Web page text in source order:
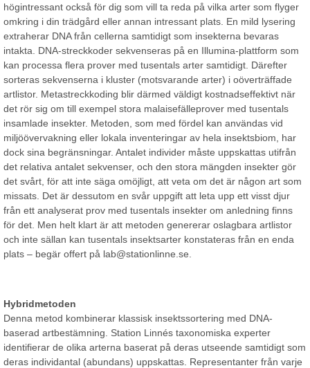
högintressant också för dig som vill ta reda på vilka arter som flyger
omkring i din trädgård eller annan intressant plats. En mild lysering
extraherar DNA från cellerna samtidigt som insekterna bevaras
intakta. DNA-streckkoder sekvenseras på en Illumina-plattform som
kan processa flera prover med tusentals arter samtidigt. Därefter
sorteras sekvenserna i kluster (motsvarande arter) i oöverträffade
artlistor. Metastreckkoding blir därmed väldigt kostnadseffektivt när
det rör sig om till exempel stora malaisefälleprover med tusentals
insamlade insekter. Metoden, som med fördel kan användas vid
miljöövervakning eller lokala inventeringar av hela insektsbiom, har
dock sina begränsningar. Antalet individer måste uppskattas utifrån
det relativa antalet sekvenser, och den stora mängden insekter gör
det svårt, för att inte säga omöjligt, att veta om det är någon art som
missats. Det är dessutom en svår uppgift att leta upp ett visst djur
från ett analyserat prov med tusentals insekter om anledning finns
för det. Men helt klart är att metoden genererar oslagbara artlistor
och inte sällan kan tusentals insektsarter konstateras från en enda
plats – begär offert på lab@stationlinne.se.
Hybridmetoden
Denna metod kombinerar klassisk insektssortering med DNA-
baserad artbestämning. Station Linnés taxonomiska experter
identifierar de olika arterna baserat på deras utseende samtidigt som
deras individantal (abundans) uppskattas. Representanter från varje